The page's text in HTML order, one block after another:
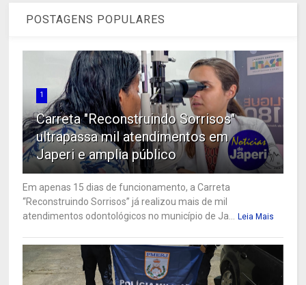
POSTAGENS POPULARES
1
Carreta "Reconstruindo Sorrisos"
ultrapassa mil atendimentos em
Japeri e amplia público
Em apenas 15 dias de funcionamento, a Carreta
“Reconstruindo Sorrisos” já realizou mais de mil
atendimentos odontológicos no município de Ja...
Leia Mais